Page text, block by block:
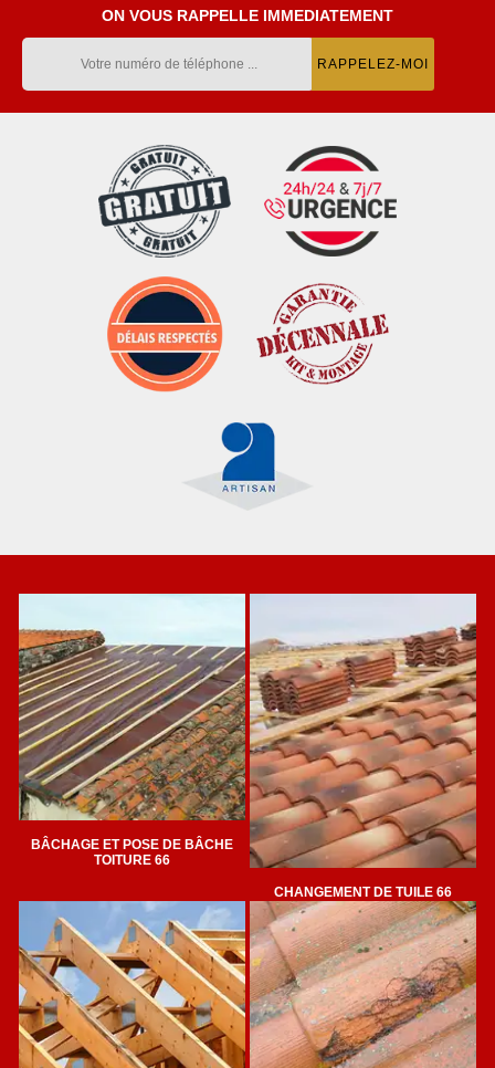
ON VOUS RAPPELLE IMMEDIATEMENT
BÂCHAGE ET POSE DE BÂCHE
TOITURE 66
CHANGEMENT DE TUILE 66